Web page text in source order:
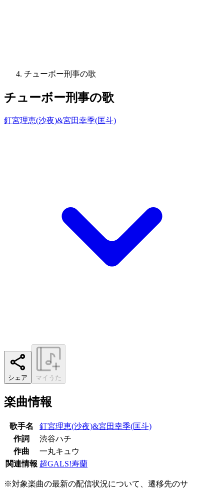
チューボー刑事の歌
チューボー刑事の歌
釘宮理恵(沙夜)&宮田幸季(匡斗)
シェア マイうた
楽曲情報
歌手名
釘宮理恵(沙夜)&宮田幸季(匡斗)
作詞
渋谷ハチ
作曲
一丸キュウ
関連情報 超GALS!寿蘭
※対象楽曲の最新の配信状況について、遷移先のサ